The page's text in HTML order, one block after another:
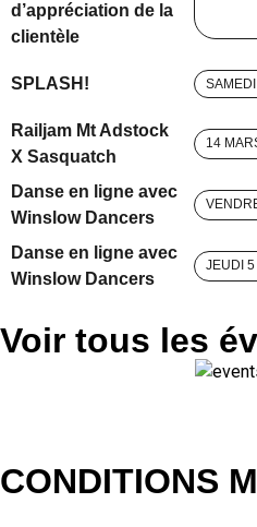
d’appréciation de la
clientèle
SPLASH!
Railjam Mt Adstock
X Sasquatch
14
Danse en ligne avec
Winslow Dancers
Danse en ligne avec
Winslow Dancers
JEUDI
Voir tous les
CONDITIONS